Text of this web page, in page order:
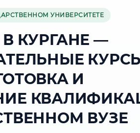
УНИВЕРСИТЕТЕ
КУРГАНЕ —
И
ВУЗЕ